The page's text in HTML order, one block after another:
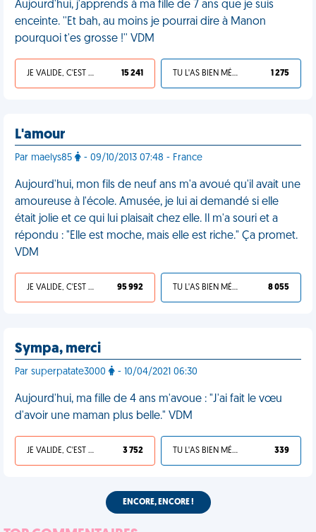
Aujourd'hui, j'apprends à ma fille de 7 ans que je suis
enceinte. ''Et bah, au moins je pourrai dire à Manon
pourquoi t'es grosse !'' VDM
JE VALIDE, C'EST UNE VDM 15 241 TU L'AS BIEN MÉRITÉ 1 275
L'amour
Par maelys85 - 09/10/2013 07:48 - France
Aujourd'hui, mon fils de neuf ans m'a avoué qu'il avait une
amoureuse à l'école. Amusée, je lui ai demandé si elle
était jolie et ce qui lui plaisait chez elle. Il m'a souri et a
répondu : "Elle est moche, mais elle est riche." Ça promet.
VDM
JE VALIDE, C'EST UNE VDM 95 992 TU L'AS BIEN MÉRITÉ 8 055
Sympa, merci
Par superpatate3000 - 10/04/2021 06:30
Aujourd'hui, ma fille de 4 ans m'avoue : "J'ai fait le vœu
d'avoir une maman plus belle." VDM
JE VALIDE, C'EST UNE VDM 3 752 TU L'AS BIEN MÉRITÉ 339
ENCORE, ENCORE !